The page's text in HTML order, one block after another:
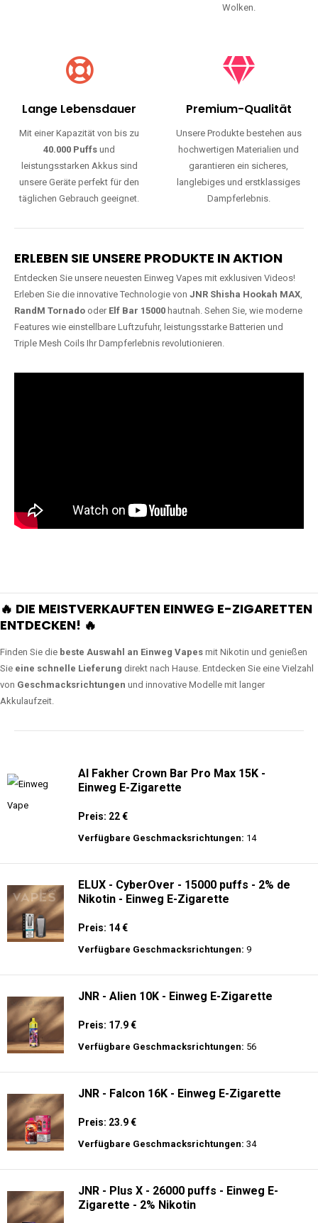
Wolken.
Lange Lebensdauer
Mit einer Kapazität von bis zu
40.000 Puffs und
leistungsstarken Akkus sind
unsere Geräte perfekt für den
täglichen Gebrauch geeignet.
Premium-Qualität
Unsere Produkte bestehen aus
hochwertigen Materialien und
garantieren ein sicheres,
langlebiges und erstklassiges
Dampferlebnis.
ERLEBEN SIE UNSERE PRODUKTE IN AKTION
Entdecken Sie unsere neuesten Einweg Vapes mit exklusiven Videos!
Erleben Sie die innovative Technologie von JNR Shisha Hookah MAX,
RandM Tornado oder Elf Bar 15000 hautnah. Sehen Sie, wie moderne
Features wie einstellbare Luftzufuhr, leistungsstarke Batterien und
Triple Mesh Coils Ihr Dampferlebnis revolutionieren.
🔥 DIE MEISTVERKAUFTEN EINWEG E-ZIGARETTEN
ENTDECKEN! 🔥
Finden Sie die beste Auswahl an Einweg Vapes mit Nikotin und genießen
Sie eine schnelle Lieferung direkt nach Hause. Entdecken Sie eine Vielzahl
von Geschmacksrichtungen und innovative Modelle mit langer
Akkulaufzeit.
Al Fakher Crown Bar Pro Max 15K -
Einweg E-Zigarette
Preis: 22 €
Verfügbare Geschmacksrichtungen: 14
ELUX - CyberOver - 15000 puffs - 2% de
Nikotin - Einweg E-Zigarette
Preis: 14 €
Verfügbare Geschmacksrichtungen: 9
JNR - Alien 10K - Einweg E-Zigarette
Preis: 17.9 €
Verfügbare Geschmacksrichtungen: 56
JNR - Falcon 16K - Einweg E-Zigarette
Preis: 23.9 €
Verfügbare Geschmacksrichtungen: 34
JNR - Plus X - 26000 puffs - Einweg E-
Zigarette - 2% Nikotin